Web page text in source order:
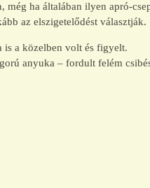
még ha általában ilyen apró-
az elszigetelődést választják.
is a közelben volt és figyelt.
anyuka – fordult felém